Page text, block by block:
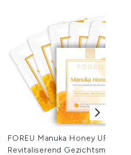
FOREU Manuka Honey UFO/
Revitaliserend Gezichtsmasker